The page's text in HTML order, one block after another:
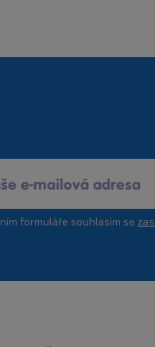
formuláře souhlasím se